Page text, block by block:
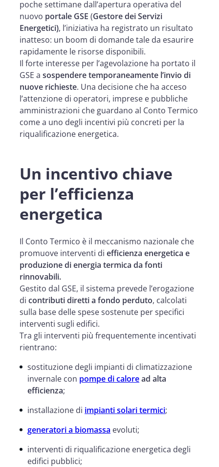
poche settimane dall’apertura operativa del
nuovo portale GSE (Gestore dei Servizi
Energetici), l’iniziativa ha registrato un risultato
inatteso: un boom di domande tale da esaurire
rapidamente le risorse disponibili.
Il forte interesse per l’agevolazione ha portato il
GSE a sospendere temporaneamente l’invio di
nuove richieste. Una decisione che ha acceso
l’attenzione di operatori, imprese e pubbliche
amministrazioni che guardano al Conto Termico
come a uno degli incentivi più concreti per la
riqualificazione energetica.
Un incentivo chiave
per l’efficienza
energetica
Il Conto Termico è il meccanismo nazionale che
promuove interventi di efficienza energetica e
produzione di energia termica da fonti
rinnovabili.
Gestito dal GSE, il sistema prevede l’erogazione
di contributi diretti a fondo perduto, calcolati
sulla base delle spese sostenute per specifici
interventi sugli edifici.
Tra gli interventi più frequentemente incentivati
rientrano:
sostituzione degli impianti di climatizzazione
invernale con pompe di caloread alta
efficienza;
installazione di impianti solari termici;
generatori a biomassa evoluti;
interventi di riqualificazione energetica degli
edifici pubblici;